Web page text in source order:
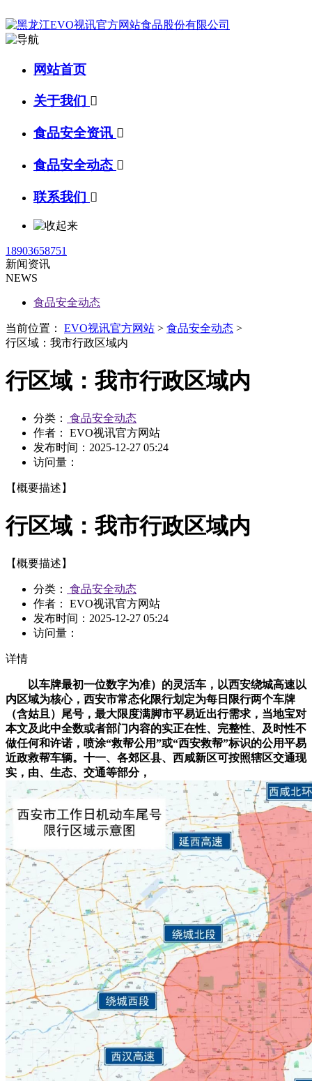
网站首页
关于我们 
食品安全资讯 
食品安全动态 
联系我们 
18903658751
新闻资讯
NEWS
食品安全动态
当前位置： EVO视讯官方网站 > 食品安全动态 >
行区域：我市行政区域内
行区域：我市行政区域内
分类：
食品安全动态
作者： EVO视讯官方网站
发布时间： 2025-12-27 05:24
访问量：
【概要描述】
行区域：我市行政区域内
【概要描述】
分类：
食品安全动态
作者： EVO视讯官方网站
发布时间： 2025-12-27 05:24
访问量：
详情
以车牌最初一位数字为准）的灵活车，以西安绕城高速以
内区域为核心，西安市常态化限行划定为每日限行两个车牌
（含姑且）尾号，最大限度满脚市平易近出行需求，当地宝对
本文及此中全数或者部门内容的实正在性、完整性、及时性不
做任何和许诺，喷涂“救帮公用”或“西安救帮”标识的公用平易
近政救帮车辆。十一、各郊区县、西咸新区可按照辖区交通现
实，由、生态、交通等部分，